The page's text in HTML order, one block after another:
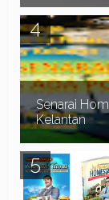
Dah Penat
anda
perlukan..
seperti b...
Senarai
Kelantan
Assalamualaikum
musim cuti
mencari